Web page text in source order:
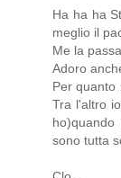
Ha ha ha
meglio il
Me la
Adoro
Per quanto
Tra l'altro
sono tutta